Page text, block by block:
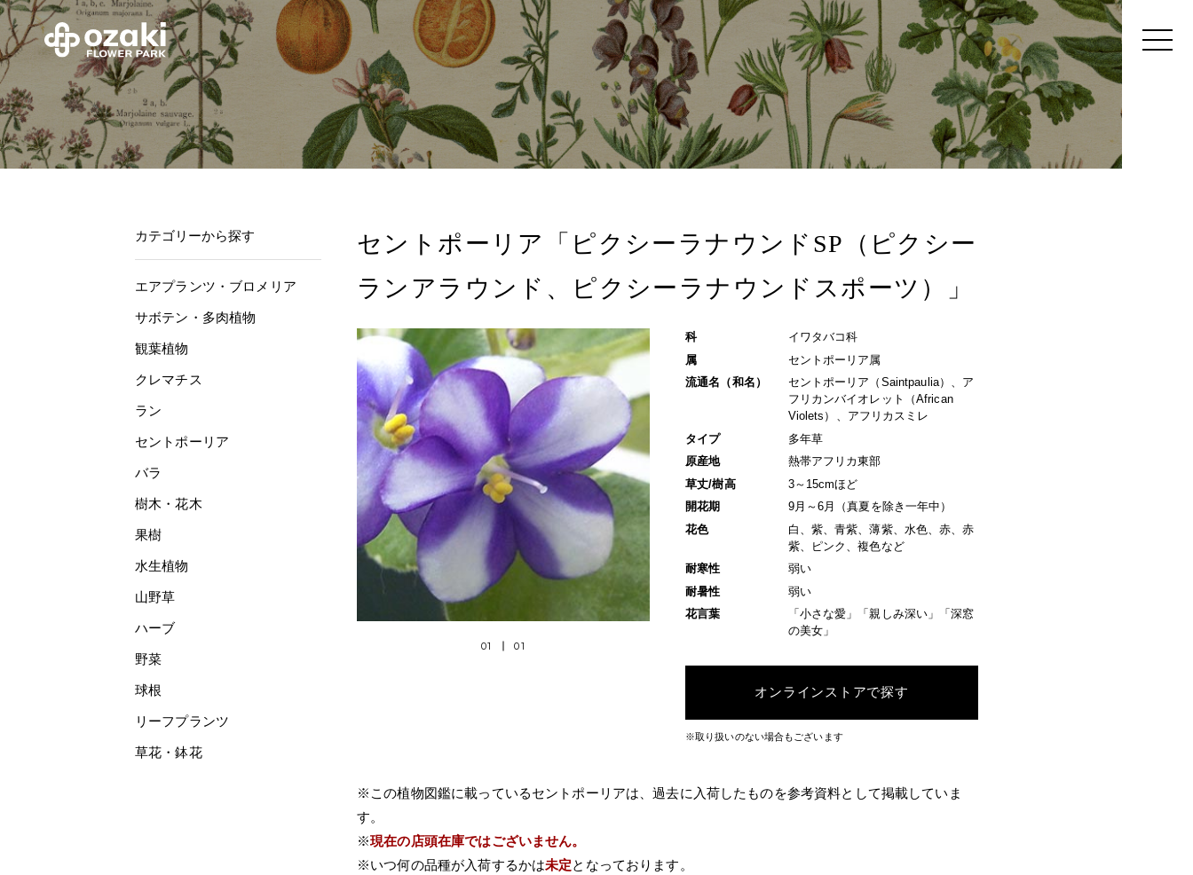
セントポーリア「ピクシーラナウンドSP（ピクシー
ランアラウンド、ピクシーラナウンドスポーツ）」
01 01
科
イワタバコ科
属
セントポーリア属
流通名（和名）
セントポーリア（Saintpaulia）、ア
フリカンバイオレット（African
Violets）、アフリカスミレ
タイプ
多年草
原産地
熱帯アフリカ東部
草丈/樹高
3～15cmほど
開花期
9月～6月（真夏を除き一年中）
花色
白、紫、青紫、薄紫、水色、赤、赤
紫、ピンク、複色など
耐寒性
弱い
耐暑性
弱い
花言葉
「小さな愛」「親しみ深い」「深窓
の美女」
オンラインストアで探す
※取り扱いのない場合もございます
※この植物図鑑に載っているセントポーリアは、過去に入荷したものを参考資料として掲載していま
す。
※現在の店頭在庫ではございません。
※いつ何の品種が入荷するかは未定となっております。
カテゴリーから探す
エアプランツ・ブロメリア
サボテン・多肉植物
観葉植物
クレマチス
ラン
セントポーリア
バラ
樹木・花木
果樹
水生植物
山野草
ハーブ
野菜
球根
リーフプランツ
草花・鉢花